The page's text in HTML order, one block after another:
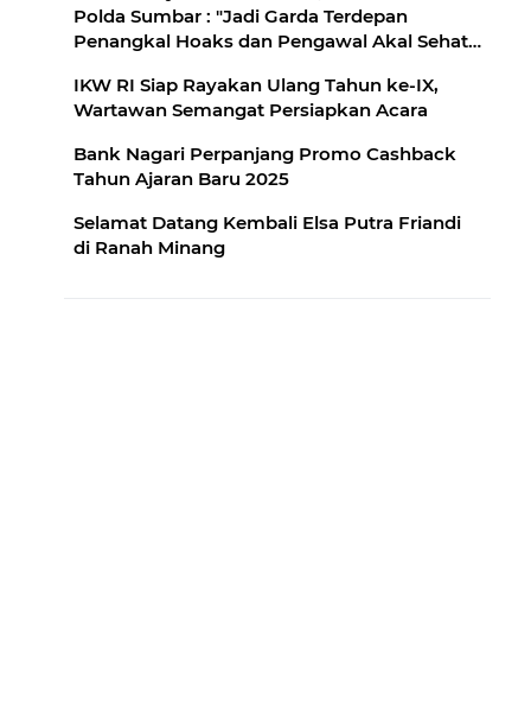
Polda Sumbar : "Jadi Garda Terdepan
Penangkal Hoaks dan Pengawal Akal Sehat
IKW RI Siap Rayakan Ulang Tahun ke-IX,
Wartawan Semangat Persiapkan Acara
Bank Nagari Perpanjang Promo Cashback
Tahun Ajaran Baru 2025
Selamat Datang Kembali Elsa Putra Friandi
di Ranah Minang